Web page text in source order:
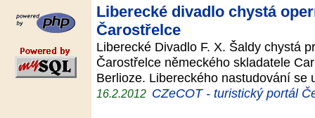
Liberecké divadlo chystá
Čarostřelce
Liberecké Divadlo F. X. Šaldy chystá
Čarostřelce německého skladatele
Berlioze. Libereckého nastudování
16.2.2012 CZeCOT - turistický portál